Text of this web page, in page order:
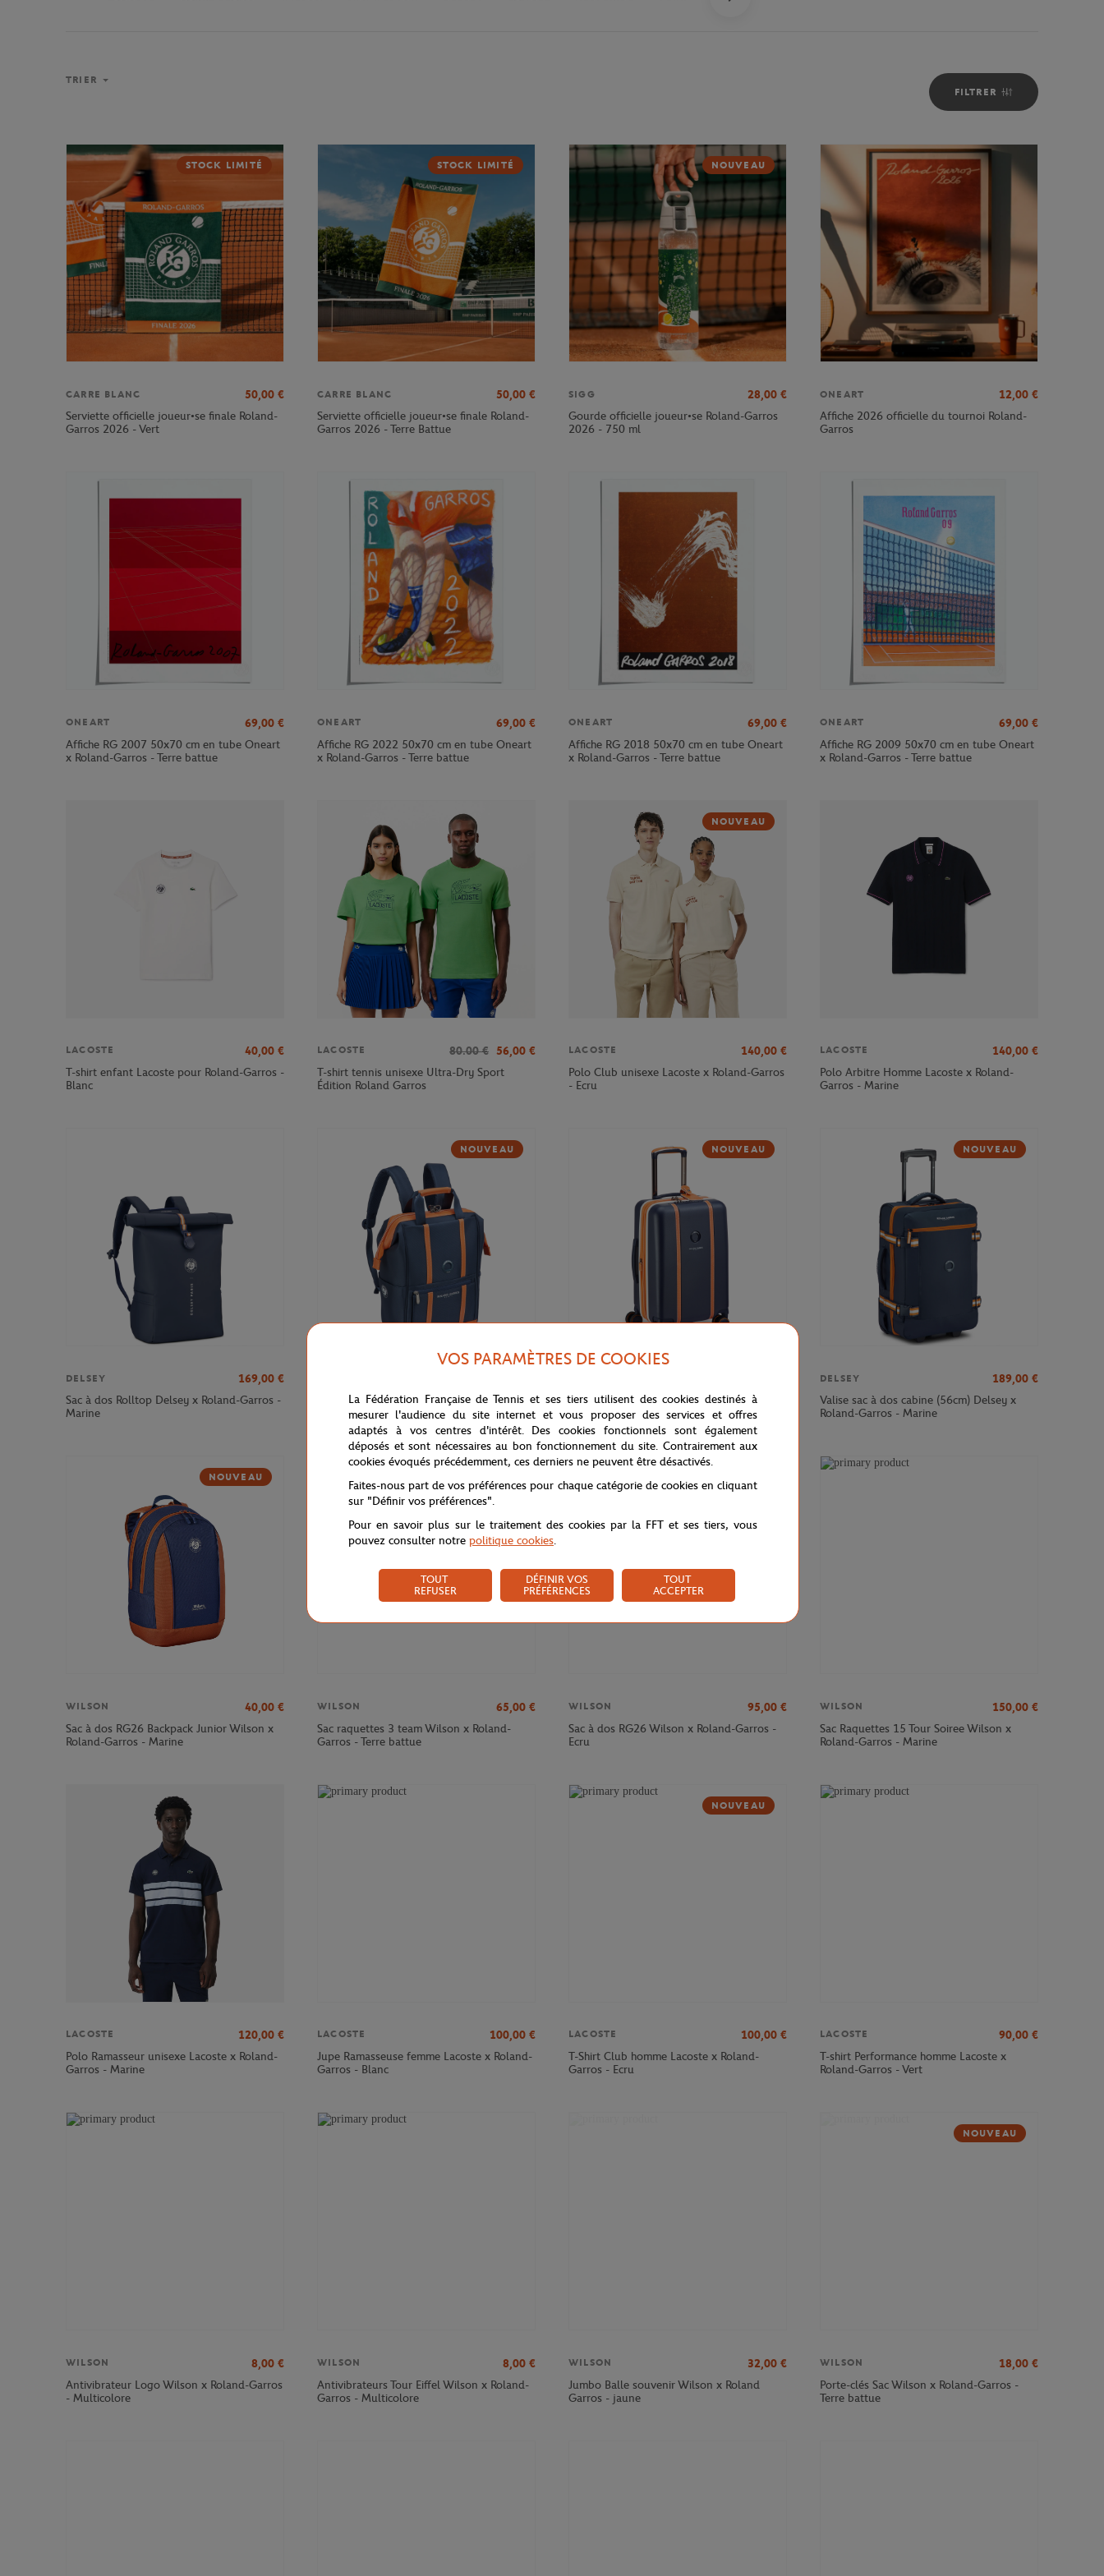
FILTRER
TRIER
STOCK LIMITÉ
CARRE BLANC 50,00 €
Serviette officielle joueur•se finale Roland-
Garros 2026 - Vert
STOCK LIMITÉ
CARRE BLANC 50,00 €
Serviette officielle joueur•se finale Roland-
Garros 2026 - Terre Battue
NOUVEAU
SIGG 28,00 €
Gourde officielle joueur•se Roland-Garros
2026 - 750 ml
ONEART 12,00 €
Affiche 2026 officielle du tournoi Roland-
Garros
ONEART 69,00 €
Affiche RG 2007 50x70 cm en tube Oneart
x Roland-Garros - Terre battue
ONEART 69,00 €
Affiche RG 2022 50x70 cm en tube Oneart
x Roland-Garros - Terre battue
ONEART 69,00 €
Affiche RG 2018 50x70 cm en tube Oneart
x Roland-Garros - Terre battue
ONEART 69,00 €
Affiche RG 2009 50x70 cm en tube Oneart
x Roland-Garros - Terre battue
LACOSTE 40,00 €
T-shirt enfant Lacoste pour Roland-Garros -
Blanc
LACOSTE 80.00 € 56,00 €
T-shirt tennis unisexe Ultra-Dry Sport
Édition Roland Garros
NOUVEAU
LACOSTE 140,00 €
Polo Club unisexe Lacoste x Roland-Garros
- Ecru
LACOSTE 140,00 €
Polo Arbitre Homme Lacoste x Roland-
Garros - Marine
DELSEY 169,00 €
Sac à dos Rolltop Delsey x Roland-Garros -
Marine
NOUVEAU
Sac à dos Cadence Soft 14" Delsey x
Roland-Garros - Marine
NOUVEAU
Valise cabine Cadence (55cm) Delsey x
Roland-Garros - Marine
NOUVEAU
DELSEY 189,00 €
Valise sac à dos cabine (56cm) Delsey x
Roland-Garros - Marine
NOUVEAU
WILSON 40,00 €
Sac à dos RG26 Backpack Junior Wilson x
Roland-Garros - Marine
WILSON 65,00 €
Sac raquettes 3 team Wilson x Roland-
Garros - Terre battue
WILSON 95,00 €
Sac à dos RG26 Wilson x Roland-Garros -
Ecru
WILSON 150,00 €
Sac Raquettes 15 Tour Soiree Wilson x
Roland-Garros - Marine
LACOSTE 120,00 €
Polo Ramasseur unisexe Lacoste x Roland-
Garros - Marine
LACOSTE 100,00 €
Jupe Ramasseuse femme Lacoste x Roland-
Garros - Blanc
NOUVEAU
LACOSTE 100,00 €
T-Shirt Club homme Lacoste x Roland-
Garros - Ecru
LACOSTE 90,00 €
T-shirt Performance homme Lacoste x
Roland-Garros - Vert
WILSON 8,00 €
Antivibrateur Logo Wilson x Roland-Garros
- Multicolore
WILSON 8,00 €
Antivibrateurs Tour Eiffel Wilson x Roland-
Garros - Multicolore
WILSON 32,00 €
Jumbo Balle souvenir Wilson x Roland
Garros - jaune
NOUVEAU
WILSON 18,00 €
Porte-clés Sac Wilson x Roland-Garros -
Terre battue
VOS PARAMÈTRES DE COOKIES
La Fédération Française de Tennis et ses tiers utilisent des cookies destinés à
mesurer l'audience du site internet et vous proposer des services et offres
adaptés à vos centres d'intérêt. Des cookies fonctionnels sont également
déposés et sont nécessaires au bon fonctionnement du site. Contrairement aux
cookies évoqués précédemment, ces derniers ne peuvent être désactivés.
Faites-nous part de vos préférences pour chaque catégorie de cookies en cliquant
sur "Définir vos préférences".
Pour en savoir plus sur le traitement des cookies par la FFT et ses tiers, vous
pouvez consulter notre politique cookies.
TOUT
REFUSER
DÉFINIR VOS
PRÉFÉRENCES
TOUT
ACCEPTER